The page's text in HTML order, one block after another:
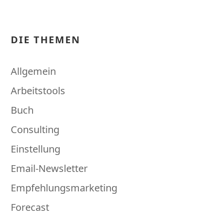
DIE THEMEN
Allgemein
Arbeitstools
Buch
Consulting
Einstellung
Email-Newsletter
Empfehlungsmarketing
Forecast